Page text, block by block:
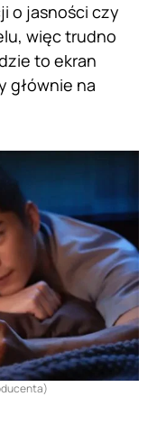
o jasności czy
więc trudno
to ekran
głównie na